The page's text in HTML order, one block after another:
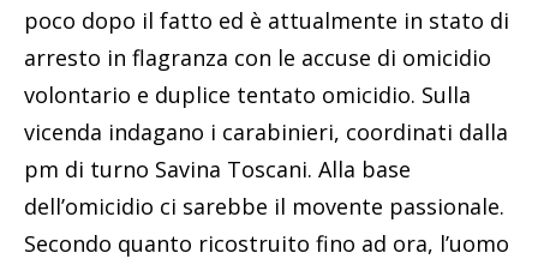
poco dopo il fatto ed è attualmente in stato di
arresto in flagranza con le accuse di omicidio
volontario e duplice tentato omicidio. Sulla
vicenda indagano i carabinieri, coordinati dalla
pm di turno Savina Toscani. Alla base
dell’omicidio ci sarebbe il movente passionale.
Secondo quanto ricostruito fino ad ora, l’uomo